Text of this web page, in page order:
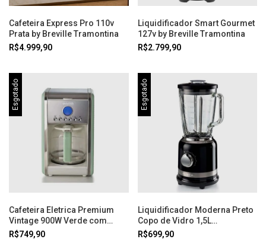
Cafeteira Express Pro 110v
Prata by Breville Tramontina
R$4.999,90
Liquidificador Smart Gourmet
127v by Breville Tramontina
R$2.799,90
Esgotado
Cafeteira Eletrica Premium
Vintage 900W Verde com
Filtro 127V Ariete
R$749,90
Esgotado
Liquidificador Moderna Preto
Copo de Vidro 1,5L
1000W127V Ariete
R$699,90